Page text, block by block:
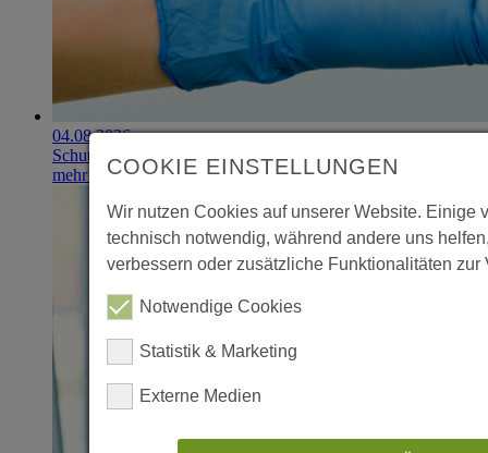
04.08.2026
Schutzhandschuhe erzielen 900.000-Euro-Exit
mehr erfahrenCOOKIE EINSTELLUNGEN
Wir nutzen Cookies auf unserer Website. Einige
technisch notwendig, während andere uns
verbessern oder zusätzliche Funktionalitäten zur
Notwendige Cookies
Statistik & Marketing
Externe Medien